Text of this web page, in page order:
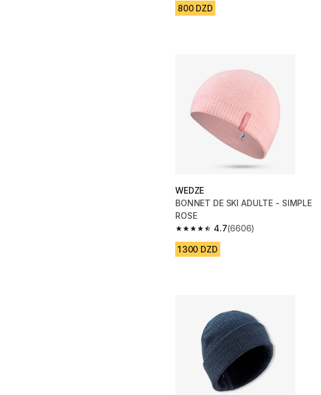
800 DZD
WEDZE
BONNET DE SKI ADULTE - SIMPLE
ROSE
4.7
4.7 out of 5 stars from 6606 reviews
(6606)
1 300 DZD